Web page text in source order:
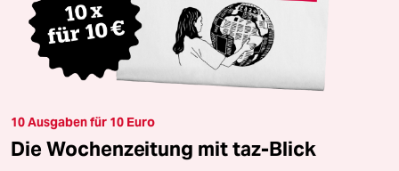
10 Ausgaben für 10 Euro
Die Wochenzeitung mit taz-Blick